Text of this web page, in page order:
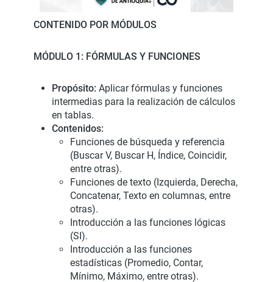
CONTENIDO POR MÓDULOS
MÓDULO 1: FÓRMULAS Y FUNCIONES
Propósito: Aplicar fórmulas y funciones
intermedias para la realización de cálculos
en tablas.
Contenidos:
Funciones de búsqueda y referencia
(Buscar V, Buscar H, Índice, Coincidir,
entre otras).
Funciones de texto (Izquierda, Derecha,
Concatenar, Texto en columnas, entre
otras).
Introducción a las funciones lógicas
(SI).
Introducción a las funciones
estadísticas (Promedio, Contar,
Mínimo, Máximo, entre otras).